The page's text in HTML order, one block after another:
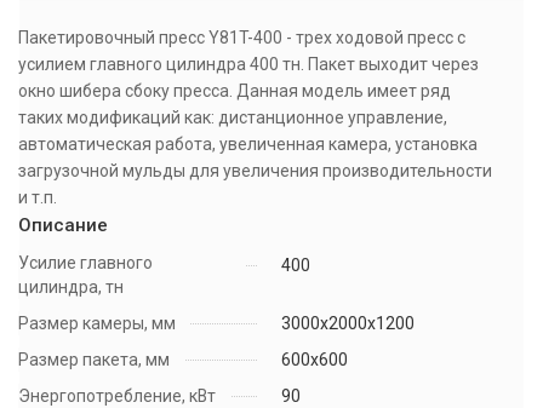
Пакетировочный пресс Y81T-400 - трех ходовой пресс с
усилием главного цилиндра 400 тн. Пакет выходит через
окно шибера сбоку пресса. Данная модель имеет ряд
таких модификаций как: дистанционное управление,
автоматическая работа, увеличенная камера, установка
загрузочной мульды для увеличения производительности
и т.п.
Описание
Усилие главного
цилиндра, тн
400
Размер камеры, мм
3000x2000x1200
Размер пакета, мм
600х600
Энергопотребление, кВт
90